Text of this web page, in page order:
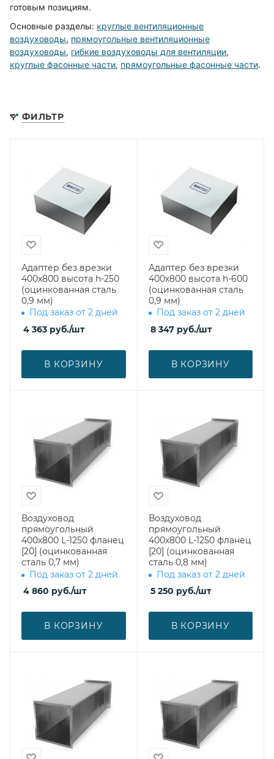
готовым позициям.
Основные разделы: круглые вентиляционные
воздуховоды, прямоугольные вентиляционные
воздуховоды, гибкие воздуховоды для вентиляции,
круглые фасонные части, прямоугольные фасонные части.
ФИЛЬТР
Адаптер без врезки
400х800 высота h-250
(оцинкованная сталь
0,9 мм)
Под заказ от 2 дней
4 363 руб./шт
В КОРЗИНУ
Адаптер без врезки
400х800 высота h-600
(оцинкованная сталь
0,9 мм)
Под заказ от 2 дней
8 347руб./шт
В КОРЗИНУ
Воздуховод
прямоугольный
400х800 L-1250 фланец
[20] (оцинкованная
сталь 0,7 мм)
Под заказ от 2 дней
4 860 руб./шт
В КОРЗИНУ
Воздуховод
прямоугольный
400х800 L-1250 фланец
[20] (оцинкованная
сталь 0,8 мм)
Под заказ от 2 дней
5 250 руб./шт
В КОРЗИНУ